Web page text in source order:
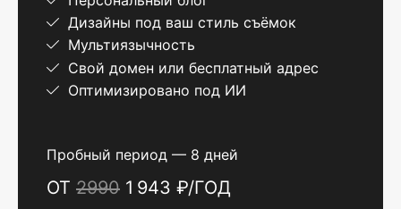
Дизайны под ваш стиль съёмок
Мультиязычность
Свой домен или бесплатный адрес
Оптимизировано под ИИ
Пробный период — 8 дней
ОТ 2990 1 943 ₽/ГОД